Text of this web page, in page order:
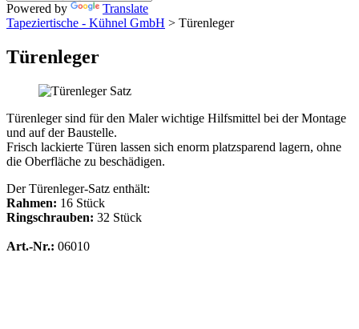
Powered by
Translate
Tapeziertische - Kühnel GmbH > Türenleger
Türenleger
Türenleger sind für den Maler wichtige Hilfsmittel bei der Montage
und auf der Baustelle.
Frisch lackierte Türen lassen sich enorm platzsparend lagern, ohne
die Oberfläche zu beschädigen.
Der Türenleger-Satz enthält:
Rahmen: 16 Stück
Ringschrauben: 32 Stück
Art.-Nr.: 06010